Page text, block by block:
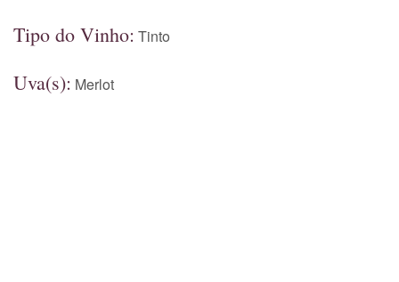
Tipo do Vinho: Tinto
Uva(s): Merlot